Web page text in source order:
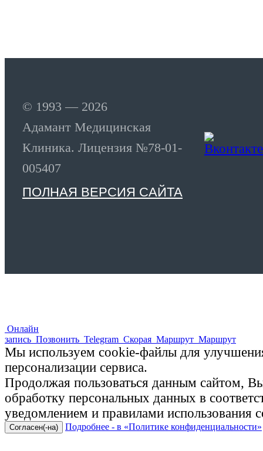
© 1993 — 2026
Адамант Медицинская
Клиника. Лицензия №78-01-
005407
ПОЛНАЯ ВЕРСИЯ САЙТА
Онлайн
запись Позвонить Telegram Скорая Маршрут Маршрут
Мы используем cookie-файлы для
персонализации сервиса.
Продолжая пользоваться данным сайтом, Вы
обработку персональных данных в
уведомлением и правилами использования
Согласен(-на) Подробнее - в «Политике конфиденциальности»